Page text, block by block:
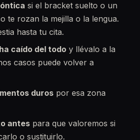
si el bracket suelto o un
te rozan la mejilla o la lengua.
hasta tu cita.
caído del todo y llévalo a la
casos puede volver a
duros por esa zona
antes para que valoremos si
o sustituirlo.